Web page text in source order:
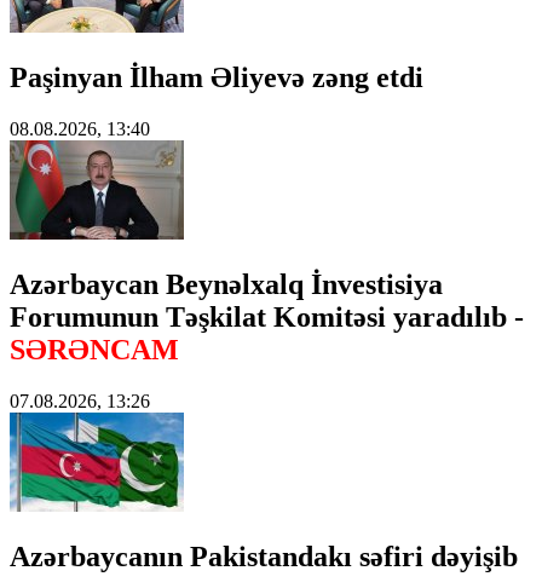
Paşinyan İlham Əliyevə zəng etdi
08.08.2026, 13:40
Azərbaycan Beynəlxalq İnvestisiya
Forumunun Təşkilat Komitəsi yaradılıb -
SƏRƏNCAM
07.08.2026, 13:26
Azərbaycanın Pakistandakı səfiri dəyişib